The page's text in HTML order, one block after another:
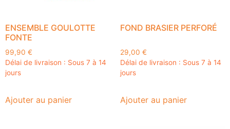
ENSEMBLE GOULOTTE
FONTE
99,90 €
Délai de livraison : Sous 7 à 14
jours
Ajouter au panier
FOND BRASIER PERFORÉ
29,00 €
Délai de livraison : Sous 7 à 14
jours
Ajouter au panier